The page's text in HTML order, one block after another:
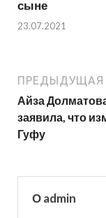
сыне
23.07.2021
ПРЕДЫДУЩАЯ
Айза
заявила, что
Гуфу
О admin